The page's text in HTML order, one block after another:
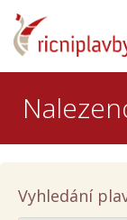
Vyhledání